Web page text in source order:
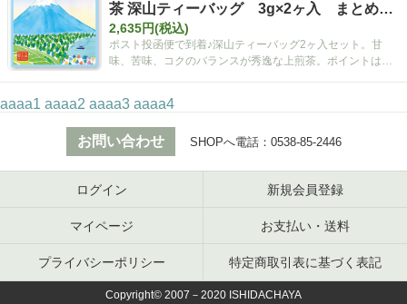
茶 深山ティーバッグ 3g×2ヶ入 まとめ買
いセット【ポスト投函便・送料込み】
2,635円(税込)
ポスト投函便で到着♪深山ティーバッグ2ヶ入セット。甘
味、苦味、コクのバランスが秀逸な上煎茶。ポイントは空
aaaa1 aaaa2 aaaa3 aaaa4
お問い合わせ SHOPへ電話： 0538-85-2446
ログイン 新規会員登録
マイページ お支払い・送料
プライバシーポリシー 特定商取引表に基づく表記
Copyright© 2007－2020 ISHIDACHAYA